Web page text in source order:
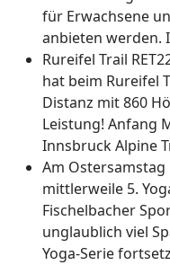
für Erwachsene
anbieten werden.
Rureifel Trail
hat beim Rureifel
Distanz mit 860
Leistung! Anfang
Innsbruck Alpine
Am
mittlerweile 5.
Fischelbacher
unglaublich viel
Yoga-Serie